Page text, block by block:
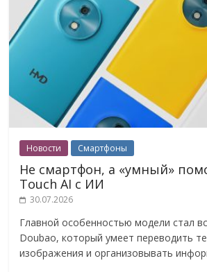
Новости Смартфоны
Не смартфон, а «умный»
Touch AI с ИИ
30.07.2026
Главной особенностью модели стал
Doubao, который умеет переводить
изображения и организовывать